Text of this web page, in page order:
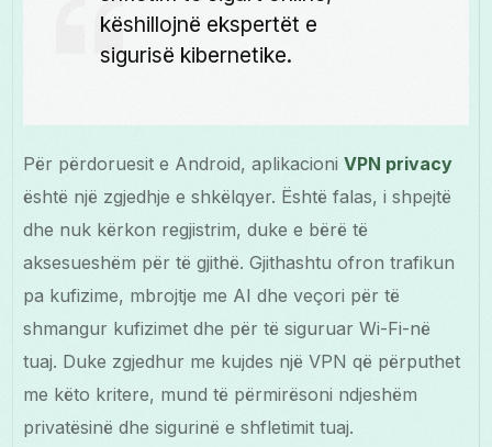
këshillojnë ekspertët e
sigurisë kibernetike.
Për përdoruesit e Android, aplikacioniVPN privacy
është një zgjedhje e shkëlqyer. Është falas, i shpejtë
dhe nuk kërkon regjistrim, duke e bërë të
aksesueshëm për të gjithë. Gjithashtu ofron trafikun
pa kufizime, mbrojtje me AI dhe veçori për të
shmangur kufizimet dhe për të siguruar Wi-Fi-në
tuaj. Duke zgjedhur me kujdes një VPN që përputhet
me këto kritere, mund të përmirësoni ndjeshëm
privatësinë dhe sigurinë e shfletimit tuaj.